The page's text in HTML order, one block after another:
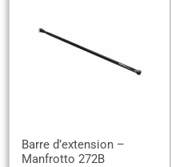
Barre d’extension –
Manfrotto 272B